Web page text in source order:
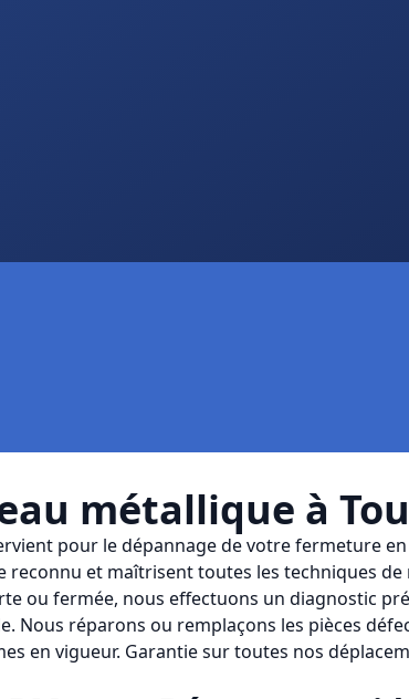
métallique à
pour le dépannage de votre fermeture
reconnu et maîtrisent toutes les techniques
ou fermée, nous effectuons un diagnostic
Nous réparons ou remplaçons les pièces
en vigueur. Garantie sur toutes nos